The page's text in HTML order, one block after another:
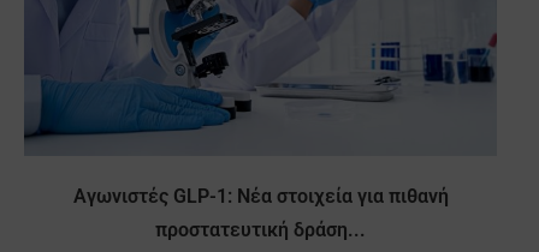
Αγωνιστές GLP-1: Νέα στοιχεία για πιθανή
προστατευτική δράση...